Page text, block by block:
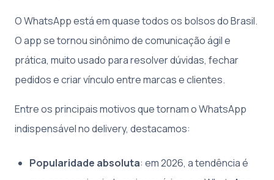
O WhatsApp está em quase todos os bolsos do Brasil.
O app se tornou sinônimo de comunicação ágil e
prática, muito usado para resolver dúvidas, fechar
pedidos e criar vínculo entre marcas e clientes.
Entre os principais motivos que tornam o WhatsApp
indispensável no delivery, destacamos:
Popularidade absoluta: em 2026, a tendência é